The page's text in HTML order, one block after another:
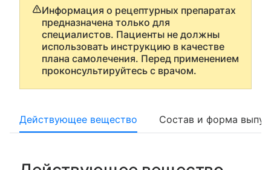
Информация о рецептурных препаратах
предназначена только для
специалистов. Пациенты не должны
использовать инструкцию в качестве
плана самолечения. Перед применением
проконсультируйтесь с врачом.
Действующее вещество Состав и форма